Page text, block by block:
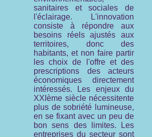
sanitaires et sociales de
l'éclairage. L'innovation
consiste à répondre aux
besoins réels ajustés aux
territoires, donc des
habitants, et non faire partir
les choix de l'offre et des
prescriptions des acteurs
économiques directement
intéressés. Les enjeux du
XXIème siècle nécessitente
plus de sobriété lumineuse,
en se fixant avec un peu de
bon sens des limites. Les
entreprises du secteur sont